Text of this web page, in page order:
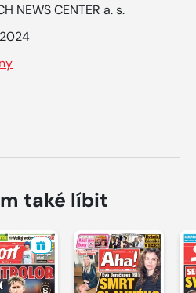
NEWS CENTER a. s.
také líbit